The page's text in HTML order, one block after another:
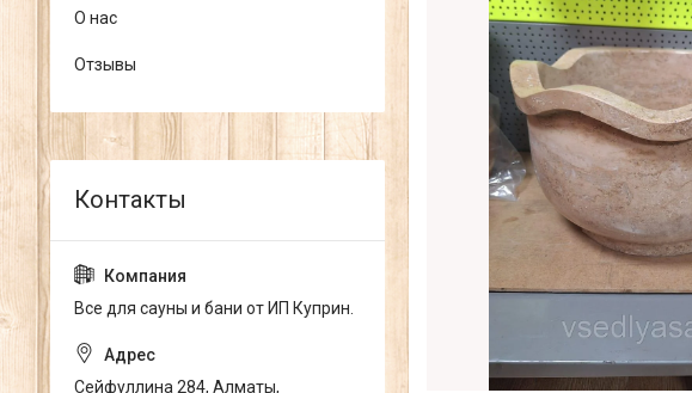
О нас
Отзывы
Все для сауны и бани от ИП Куприн.
Сейфуллина 284, Алматы,